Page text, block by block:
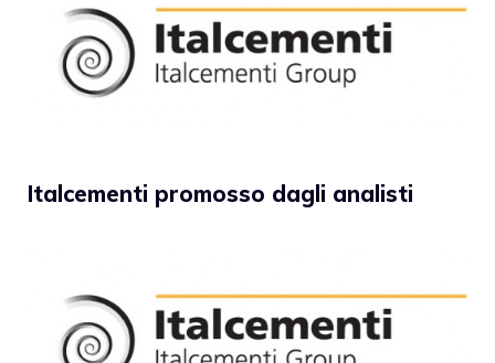
Italcementi promosso dagli analisti